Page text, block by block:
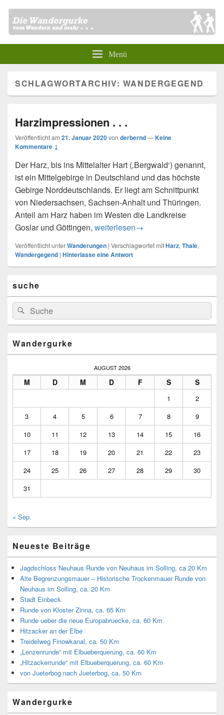
Menü
SCHLAGWORTARCHIV: WANDERGEGEND
Harzimpressionen . . .
Veröffentlicht am 21. Januar 2020von derbernd—Keine
Kommentare ↓
Der Harz, bis ins Mittelalter Hart (‚Bergwald‘) genannt,
ist ein Mittelgebirge in Deutschland und das höchste
Gebirge Norddeutschlands. Er liegt am Schnittpunkt
von Niedersachsen, Sachsen-Anhalt und Thüringen.
Anteil am Harz haben im Westen die Landkreise
Goslar und Göttingen, Harzimpressionen . . .
weiterlesen→
Veröffentlicht unterWanderungen | Verschlagwortet mitHarz, Thale,
Wandergegend | Hinterlasse eine Antwort
Seitenleisten-
Widgetbereich
suche
Suchen
nach:
Suchen
Wandergurke
AUGUST 2026
M D M D F S S
1
2
3
4 5 6 7 8
9
10
11 12 13 14 15
16
17
18 19 20 21 22
23
24
25 26 27 28 29
30
31
« Sep.
Neueste Beiträge
Jagdschloss Neuhaus Runde von Neuhaus im Solling, ca 20 Km
Alte Begrenzungsmauer – Historische Trockenmauer Runde von
Neuhaus im Solling, ca. 20 Km
Stadt Einbeck
Runde von Kloster Zinna, ca. 65 Km
Runde ueber die neue Europabruecke, ca. 60 Km
Hitzacker an der Elbe
Treidelweg Finowkanal, ca. 50 Km
„Lenzenrunde“ mit Elbueberquerung, ca. 60 Km
„Hitzackerrunde“ mit Elbueberquerung, ca. 60 Km
von Jueterbog nach Jueterbog, ca. 50 Km
Wandergurke